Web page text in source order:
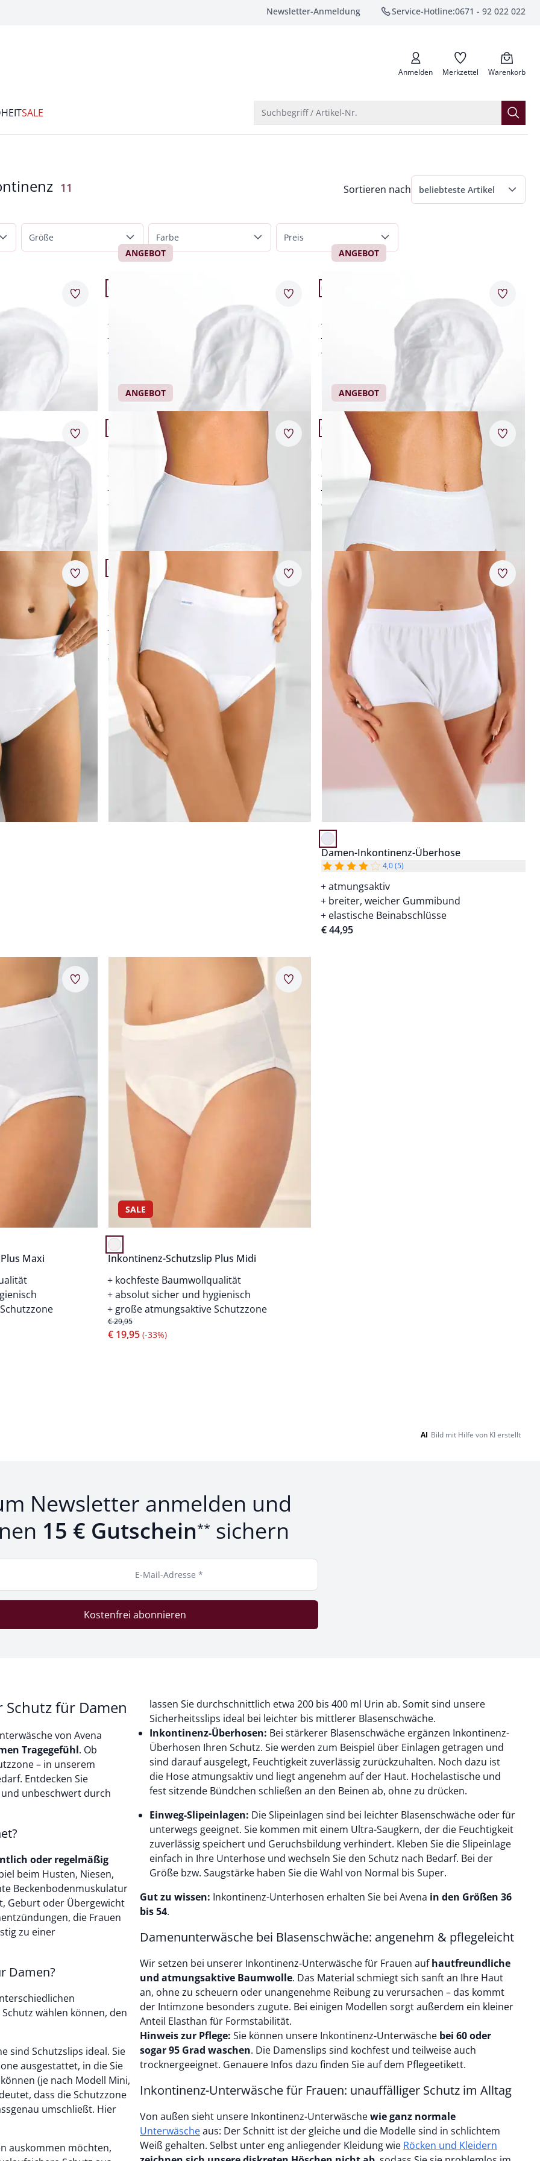
Newsletter-Anmeldung Service-Hotline:0671 - 92 022 022
anrufen
Anmelden Merkzettel Warenkorb
SALE Suchbegriff / Artikel-Nr.
Ergebnisse
11 Menü Sortierung: beliebteste Artikel
Sortieren nach beliebteste Artikel
Größe
42
Farbe
Weiß
Preis
bis 100 €
Merkzettel
Artikel 2 von 11.
ANGEBOT
Damen-Slipeinlage Extra
28 Einweg-Slipeinlagen
450 ml Aufnahmevermögen
hautfreundlich und latexfrei
Merkzettel
Artikel 3 von 11.
ANGEBOT
Damen-Slipeinlage Maxi
28 Einweg-Slipeinlagen
675 ml Aufnahmevermögen
hautfreundlich und latexfrei
€ 16,95
Merkzettel
Artikel 5 von 11.
ANGEBOT
Damen-Inkontinenz-Schutzslip Maxi
kochfeste Baumwollslips
hautfreundlich und hygienisch
mit bi-elastischen Einlagen
Einzelpreis
Merkzettel
Artikel 6 von 11.
ANGEBOT
Damen-Inkontinenz-Schutzslip Midi
kochfeste Baumwollslips
hautfreundlich und hygienisch
mit bi-elastischen Einlagen
Einzelpreis
Slip
Merkzettel
Artikel 8 von 11.
Damen-Sicherheitsslip Plus
gut hautverträglich
elastische Bündchen
Schutz: leicht bis extrastark
€ 59,95
Merkzettel
Artikel 9 von 11.
Damen-Inkontinenz-Überhose
4,0 (5)
atmungsaktiv
breiter, weicher Gummibund
elastische Beinabschlüsse
€ 44,95
Maxi
Merkzettel
Artikel 11 von 11.
SALE
Inkontinenz-Schutzslip Plus Midi
kochfeste Baumwollqualität
absolut sicher und hygienisch
große atmungsaktive Schutzzone
€ 29,95
€ 19,95 (-33%)
Merkzettel
AI Bild mit Hilfe von KI erstellt
Newsletter anmelden und
15 € Gutschein** sichern
E-Mail-Adresse *
Kostenfrei abonnieren
für Damen
von Avena
Tragegefühl. Ob
– in unserem
Entdecken Sie
unbeschwert durch
oder regelmäßig
beim Husten, Niesen,
Beckenbodenmuskulatur
Geburt oder Übergewicht
die Frauen
zu einer
Damen?
wählen können, den
sind Schutzslips ideal. Sie
ausgestattet, in die Sie
(je nach Modell Mini,
dass die Schutzzone
umschließt. Hier
auskommen möchten,
lassen Sie durchschnittlich etwa 200 bis 400 ml Urin ab. Somit sind unsere
Sicherheitsslips ideal bei leichter bis mittlerer Blasenschwäche.
Inkontinenz-Überhosen: Bei stärkerer Blasenschwäche ergänzen Inkontinenz-
Überhosen Ihren Schutz. Sie werden zum Beispiel über Einlagen getragen und
sind darauf ausgelegt, Feuchtigkeit zuverlässig zurückzuhalten. Noch dazu ist
die Hose atmungsaktiv und liegt angenehm auf der Haut. Hochelastische und
fest sitzende Bündchen schließen an den Beinen ab, ohne zu drücken.
Einweg-Slipeinlagen: Die Slipeinlagen sind bei leichter Blasenschwäche oder für
unterwegs geeignet. Sie kommen mit einem Ultra-Saugkern, der die Feuchtigkeit
zuverlässig speichert und Geruchsbildung verhindert. Kleben Sie die Slipeinlage
einfach in Ihre Unterhose und wechseln Sie den Schutz nach Bedarf. Bei der
Größe bzw. Saugstärke haben Sie die Wahl von Normal bis Super.
Gut zu wissen: Inkontinenz-Unterhosen erhalten Sie bei Avena in den Größen 36
bis 54.
Damenunterwäsche bei Blasenschwäche: angenehm & pflegeleicht
Wir setzen bei unserer Inkontinenz-Unterwäsche für Frauen aufhautfreundliche
und atmungsaktive Baumwolle. Das Material schmiegt sich sanft an Ihre Haut
an, ohne zu scheuern oder unangenehme Reibung zu verursachen – das kommt
der Intimzone besonders zugute. Bei einigen Modellen sorgt außerdem ein kleiner
Anteil Elasthan für Formstabilität.
Hinweis zur Pflege: Sie können unsere Inkontinenz-Unterwäsche bei 60 oder
sogar 95 Grad waschen. Die Damenslips sind kochfest und teilweise auch
trocknergeeignet. Genauere Infos dazu finden Sie auf dem Pflegeetikett.
Inkontinenz-Unterwäsche für Frauen: unauffälliger Schutz im Alltag
Von außen sieht unsere Inkontinenz-Unterwäschewie ganz normale
Unterwäscheaus: Der Schnitt ist der gleiche und die Modelle sind in schlichtem
Weiß gehalten. Selbst unter eng anliegender Kleidung wie Röcken und Kleidern